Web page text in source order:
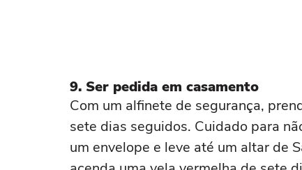
9. Ser pedida em casamento
Com um alfinete de segurança,
sete dias seguidos. Cuidado para
um envelope e leve até um altar de